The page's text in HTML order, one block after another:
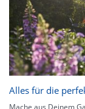
Alles für die
Mache aus Deinem